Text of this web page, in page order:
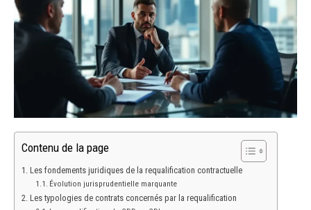
Contenu de la page
Les fondements juridiques de la requalification contractuelle
Évolution jurisprudentielle marquante
Les typologies de contrats concernés par la requalification